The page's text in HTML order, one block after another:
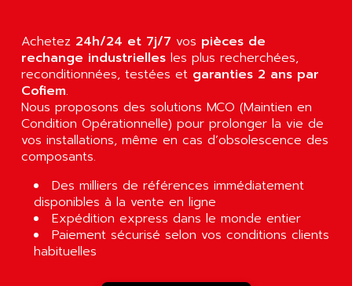
Achetez 24h/24 et 7j/7 vos pièces de
rechange industrielles les plus recherchées,
reconditionnées, testées et garanties 2 ans par
Cofiem.
Nous proposons des solutions MCO (Maintien en
Condition Opérationnelle) pour prolonger la vie de
vos installations, même en cas d’obsolescence des
composants.
Des milliers de références immédiatement
disponibles à la vente en ligne
Expédition express dans le monde entier
Paiement sécurisé selon vos conditions clients
habituelles